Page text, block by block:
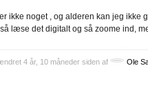
ikke noget , og alderen kan jeg
læse det digitalt og så zoome ind,
4 år, 10 måneder siden af Ole